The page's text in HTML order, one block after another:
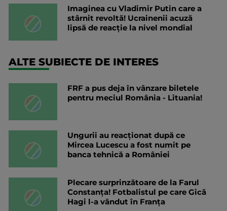
Imaginea cu Vladimir Putin care a
stârnit revoltă! Ucrainenii acuză
lipsă de reacție la nivel mondial
ALTE SUBIECTE DE INTERES
FRF a pus deja în vânzare biletele
pentru meciul România - Lituania!
Ungurii au reacționat după ce
Mircea Lucescu a fost numit pe
banca tehnică a României
Plecare surprinzătoare de la Farul
Constanța! Fotbalistul pe care Gică
Hagi l-a vândut în Franța